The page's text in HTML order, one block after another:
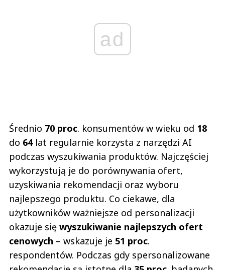
ad
Średnio 70 proc. konsumentów w wieku od 18
do 64lat regularnie korzysta z narzędzi AI
podczas wyszukiwania produktów. Najczęściej
wykorzystują je do porównywania ofert,
uzyskiwania rekomendacji oraz wyboru
najlepszego produktu. Co ciekawe, dla
użytkowników ważniejsze od personalizacji
okazuje się wyszukiwanie najlepszych ofert
cenowych – wskazuje je 51 proc.
respondentów. Podczas gdy spersonalizowane